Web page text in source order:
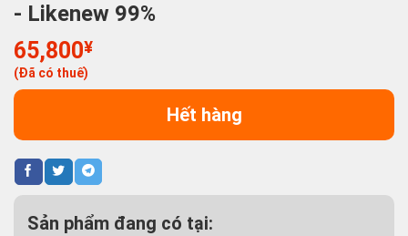
- Likenew 99%
65,800¥
(Đã có thuế)
Hết hàng
Sản phẩm đang có tại: